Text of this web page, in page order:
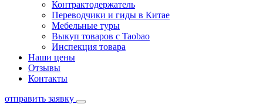
Контрактодержатель
Переводчики и гиды в Китае
Мебельные туры
Выкуп товаров с Taobao
Инспекция товара
Наши цены
Отзывы
Контакты
отправить заявку